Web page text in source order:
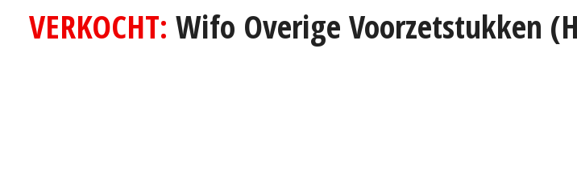
VERKOCHT: Wifo Overige Voorzetstukken